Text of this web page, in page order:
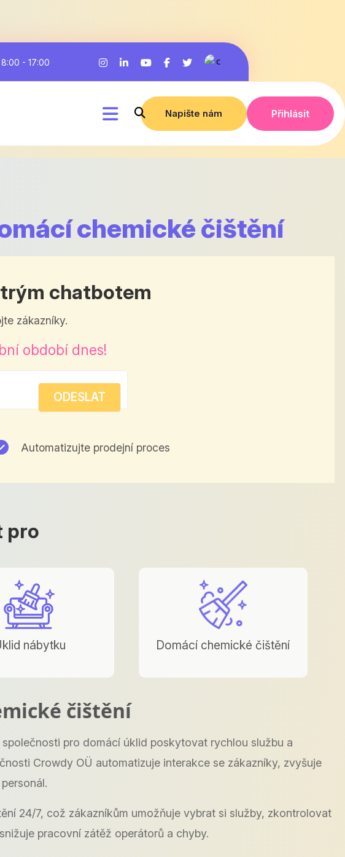
- 17:00
Napište nám Přihlásit
chemické čištění
chatbotem
zákazníky.
období dnes!
Automatizujte prodejní proces
pro
nábytku Domácí chemické čištění
čištění
pro domácí úklid poskytovat rychlou službu a
Crowdy OÜ automatizuje interakce se zákazníky, zvyšuje
24/7, což zákazníkům umožňuje vybrat si služby, zkontrolovat
pracovní zátěž operátorů a chyby.